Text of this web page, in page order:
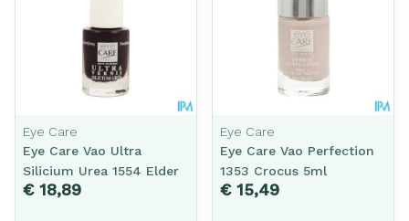
Eye Care
Eye Care Vao Ultra
Silicium Urea 1554 Elder
€ 18,89
Eye Care
Eye Care Vao Perfection
1353 Crocus 5ml
€ 15,49